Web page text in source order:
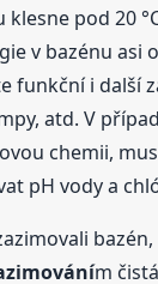
klesne pod 20
v bazénu asi
funkční i další
atd. V
chemii,
pH vody a
m